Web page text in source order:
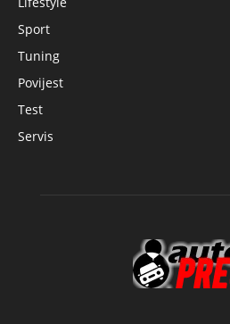
Sport
Tuning
Povijest
Test
Servis